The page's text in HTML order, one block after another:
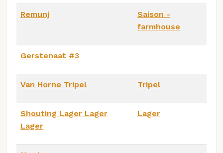
Remunj
Saison -
farmhouse
Gerstenaat #3
Van Horne Tripel Tripel
Shouting Lager Lager
Lager
Lager